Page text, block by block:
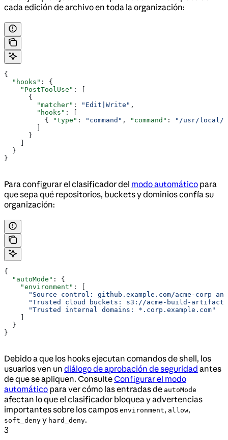
cada edición de archivo en toda la organización:
{
  "hooks"
: {
    "PostToolUse"
: [
      {
        "matcher"
: "Edit|Write" ,
        "hooks"
: [
          {
"type" : "command" , "command" :
"/usr/local/
      }
  }
}
Para configurar el clasificador del modo automático para
que sepa qué repositorios, buckets y dominios confía su
organización:
{
  "autoMode"
: {
    "environment"
: [
"Source control: github.example.com/acme-corp
"Trusted cloud buckets: s3://acme-build-
      "Trusted internal domains: *.corp.example.com"
  }
}
Debido a que los hooks ejecutan comandos de shell, los
usuarios ven un diálogo de aprobación de seguridad antes
de que se apliquen. ConsulteConfigurar el modo
automático para ver cómo las entradas de autoMode
afectan lo que el clasificador bloquea y advertencias
importantes sobre los campos environment, allow,
soft_deny y hard_deny.
3